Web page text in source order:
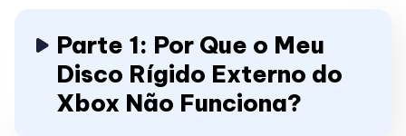
Parte 1: Por Que o Meu
Disco Rígido Externo do
Xbox Não Funciona?